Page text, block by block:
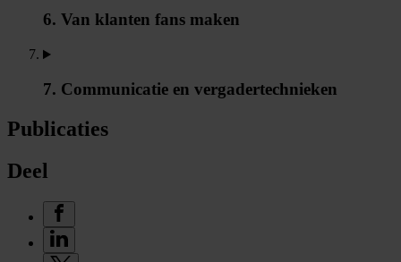
6. Van klanten fans maken
7. Communicatie en vergadertechnieken
Publicaties
Deel